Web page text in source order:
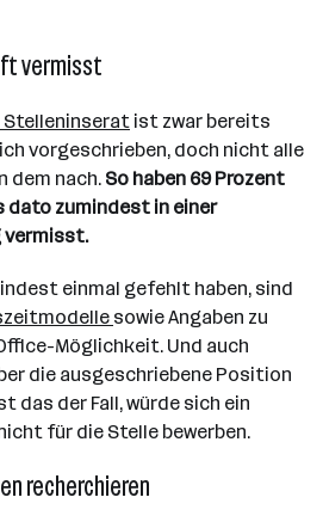
vermisst
Stelleninserat ist zwar bereits
vorgeschrieben, doch nicht alle
dem nach. So haben 69 Prozent
dato zumindest in einer
vermisst.
einmal gefehlt haben, sind
sowie Angaben zu
Möglichkeit. Und auch
die ausgeschriebene Position
das der Fall, würde sich ein
für die Stelle bewerben.
recherchieren